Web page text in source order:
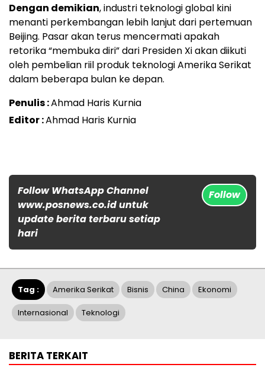
Dengan demikian, industri teknologi global kini
menanti perkembangan lebih lanjut dari pertemuan
Beijing. Pasar akan terus mencermati apakah
retorika “membuka diri” dari Presiden Xi akan diikuti
oleh pembelian riil produk teknologi Amerika Serikat
dalam beberapa bulan ke depan.
Penulis :Ahmad Haris Kurnia
Editor :Ahmad Haris Kurnia
Follow WhatsApp Channel
www.posnews.co.id untuk
update berita terbaru setiap
hari
Follow
Tag : Amerika Serikat Bisnis China Ekonomi
Internasional Teknologi
BERITA TERKAIT